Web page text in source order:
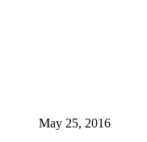
May 25, 2016